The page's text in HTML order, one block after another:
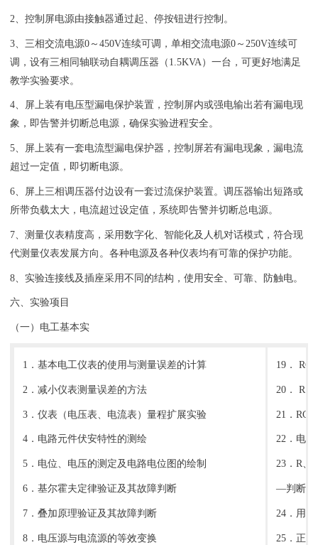
2、控制屏电源由接触器通过起、停按钮进行控制。
3、三相交流电源0～450V连续可调，单相交流电源0～250V连续可
调，设有三相同轴联动自耦调压器（1.5KVA）一台，可更好地满足
教学实验要求。
4、屏上装有电压型漏电保护装置，控制屏内或强电输出若有漏电现
象，即告警并切断总电源，确保实验进程安全。
5、屏上装有一套电流型漏电保护器，控制屏若有漏电现象，漏电流
超过一定值，即切断电源。
6、屏上三相调压器付边设有一套过流保护装置。调压器输出短路或
所带负载太大，电流超过设定值，系统即告警并切断总电源。
7、测量仪表精度高，采用数字化、智能化及人机对话模式，符合现
代测量仪表发展方向。各种电源及各种仪表均有可靠的保护功能。
8、实验连接线及插座采用不同的结构，使用安全、可靠、防触电。
六、实验项目
（一）电工基本实
1．基本电工仪表的使用与测量误差的计算
2．减小仪表测量误差的方法
3．仪表（电压表、电流表）量程扩展实验
4．电路元件伏安特性的测绘
5．电位、电压的测定及电路电位图的绘制
6．基尔霍夫定律验证及其故障判断
7．叠加原理验证及其故障判断
8．电压源与电流源的等效变换
19． RC
20． R
21．RC
22．电
23．R、
—判断性
24．用
25．正